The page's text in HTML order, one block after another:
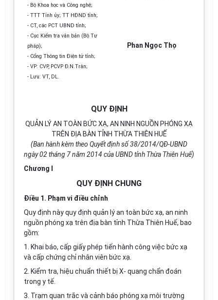
- Bộ Khoa học và Công nghệ;
- TTT Tỉnh ủy; TT HĐND tỉnh;
- CT, các PCT UBND tỉnh;
- Cục Kiểm tra văn bản (Bộ Tư
pháp);
- Cổng Thông tin Điện tử tỉnh;
- VP: CVP, PCVP Đ.N.Trân;
- Lưu: VT, DL.
Phan Ngọc Thọ
QUY ĐỊNH
QUẢN LÝ AN TOÀN BỨC XẠ, AN NINH NGUỒN PHÓNG XẠ
TRÊN ĐỊA BÀN TỈNH THỪA THIÊN HUẾ
(Ban hành kèm theo Quyết định số 38/2014/QĐ-UBND
ngày 02 tháng 7 năm 2014 của UBND tỉnh Thừa Thiên Huế)
Chương I
QUY ĐỊNH CHUNG
Điều 1. Phạm vi điều chỉnh
Quy định này quy định quản lý an toàn bức xạ, an ninh
nguồn phóng xạ trên địa bàn tỉnh Thừa Thiên Huế, bao
gồm:
1. Khai báo, cấp giấy phép tiến hành công việc bức xạ
và cấp chứng chỉ nhân viên bức xạ.
2. Kiểm tra, hiệu chuẩn thiết bị X- quang chẩn đoán
trong y tế.
3. Trạm quan trắc và cảnh báo phóng xạ môi trường